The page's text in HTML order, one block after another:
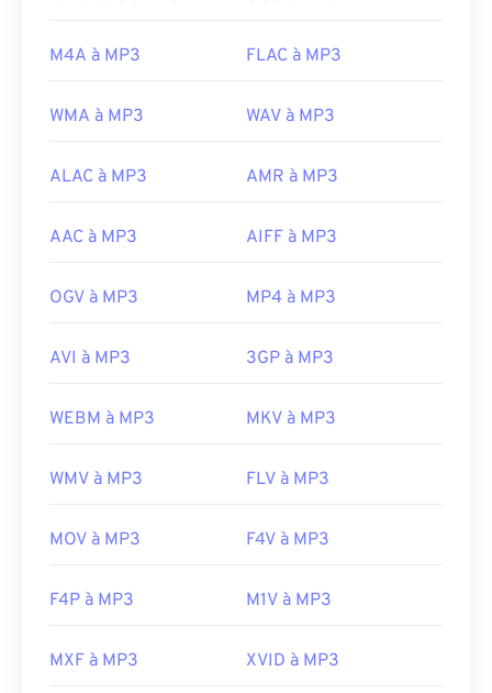
https://en.wikipedia.org/wiki/MP3
a/music-player-application-format.html
M4A à MP3 FLAC à MP3
WMA à MP3 WAV à MP3
ALAC à MP3 AMR à MP3
AAC à MP3 AIFF à MP3
OGV à MP3 MP4 à MP3
AVI à MP3 3GP à MP3
WEBM à MP3 MKV à MP3
WMV à MP3 FLV à MP3
MOV à MP3 F4V à MP3
F4P à MP3 M1V à MP3
MXF à MP3 XVID à MP3